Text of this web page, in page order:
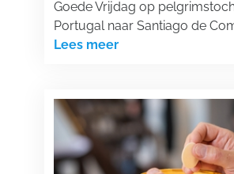
Goede Vrijdag op
Portugal naar Santiago de
Lees meer